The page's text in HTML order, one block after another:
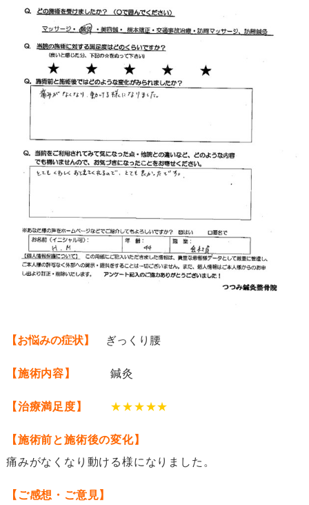
【お悩みの症状】 ぎっくり腰
【施術内容】 鍼灸
【治療満足度】 ★★★★★
【施術前と施術後の変化】
痛みがなくなり動ける様になりました。
【ご感想・ご意見】